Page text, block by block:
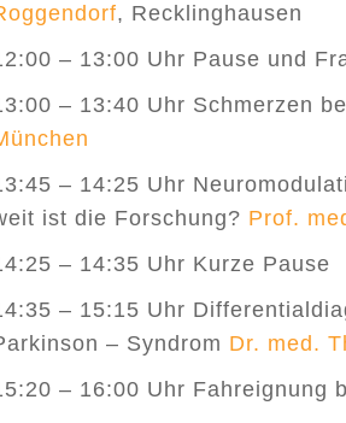
, Recklinghausen
– 13:00 Uhr Pause und
– 13:40 Uhr Schmerzen
– 14:25 Uhr
ist die Forschung? Prof.
– 14:35 Uhr Kurze Pause
– 15:15 Uhr
– Syndrom Dr. med.
– 16:00 Uhr Fahreignung